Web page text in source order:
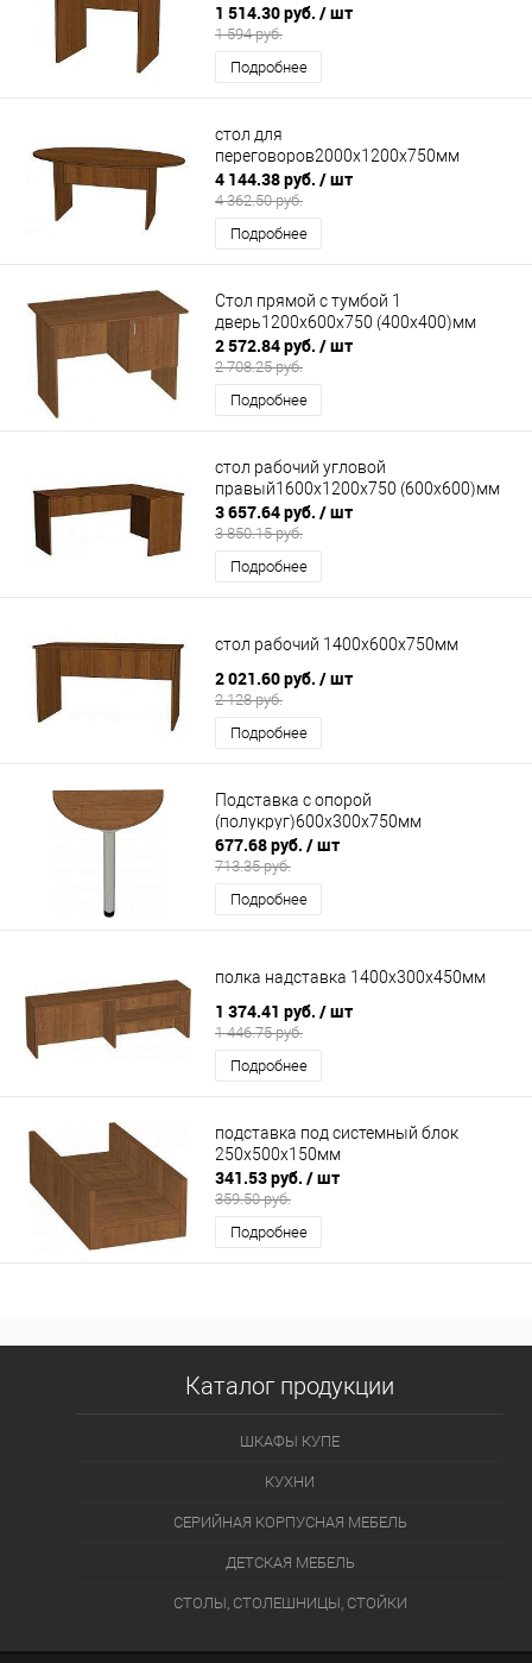
1 514.30 руб. / шт
1 594 руб.
Подробнее
стол для
переговоров2000х1200х750мм
4 144.38 руб. / шт
4 362.50 руб.
Подробнее
Стол прямой с тумбой 1
дверь1200х600х750 (400х400)мм
2 572.84 руб. / шт
2 708.25 руб.
Подробнее
стол рабочий угловой
правый1600х1200х750 (600х600)мм
3 657.64 руб. / шт
3 850.15 руб.
Подробнее
стол рабочий 1400х600х750мм
2 021.60 руб. / шт
2 128 руб.
Подробнее
Подставка с опорой
(полукруг)600х300х750мм
677.68 руб. / шт
713.35 руб.
Подробнее
полка надставка 1400х300х450мм
1 374.41 руб. / шт
1 446.75 руб.
Подробнее
подставка под системный блок
250х500х150мм
341.53 руб. / шт
359.50 руб.
Подробнее
Каталог продукции
ШКАФЫ КУПЕ
КУХНИ
СЕРИЙНАЯ КОРПУСНАЯ МЕБЕЛЬ
ДЕТСКАЯ МЕБЕЛЬ
СТОЛЫ, СТОЛЕШНИЦЫ, СТОЙКИ